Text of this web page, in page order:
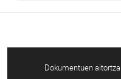
Dokumentuen